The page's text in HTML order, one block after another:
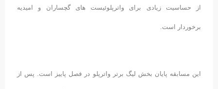
از حساسیت زیادی برای واترپلوئیست های گچساران و امیدیه
برخوردار است.
این مسابقه پایان بخش لیگ برتر واترپلو در فصل پاییز است. پس از